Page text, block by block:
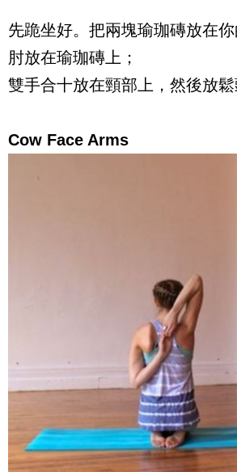
先跪坐好。把兩塊瑜珈磚放在
肘放在瑜珈磚上；
雙手合十放在頸部上，然後放鬆
Cow Face Arms